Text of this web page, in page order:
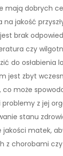
mają dobrych
na jakość
brak
czy
do osłabienia
jest zbyt
może
z jej
stanu
jakości matek,
z chorobami